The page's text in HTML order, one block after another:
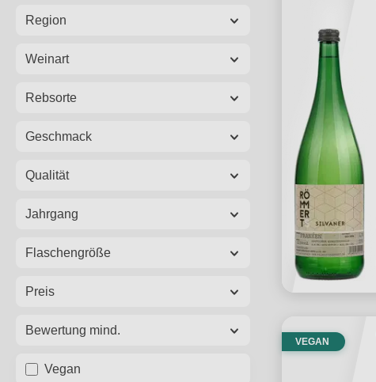
Region
Weinart
Rebsorte
Geschmack
Qualität
Jahrgang
Flaschengröße
Preis
Bewertung mind.
Vegan
VEGAN